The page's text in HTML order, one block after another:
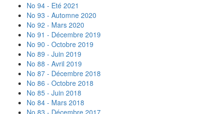
No 94 - Eté 2021
No 93 - Automne 2020
No 92 - Mars 2020
No 91 - Décembre 2019
No 90 - Octobre 2019
No 89 - Juin 2019
No 88 - Avril 2019
No 87 - Décembre 2018
No 86 - Octobre 2018
No 85 - Juin 2018
No 84 - Mars 2018
No 83 - Décembre 2017